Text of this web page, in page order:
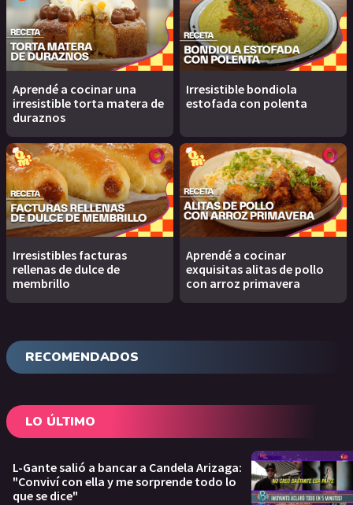
Aprendé a cocinar una
irresistible torta matera de
duraznos
Irresistible bondiola
estofada con polenta
Irresistibles facturas
rellenas de dulce de
membrillo
Aprendé a cocinar
exquisitas alitas de pollo
con arroz primavera
RECOMENDADOS
LO ÚLTIMO
L-Gante salió a bancar a Candela Arizaga:
"Conviví con ella y me sorprende todo lo
que se dice"